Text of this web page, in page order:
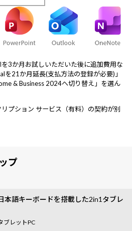
3か月お試しいただいた後に追加費用な
21か月延長(支払方法の登録が必要)」
& Business 2024へ切り替え」を選ん
プション サービス（有料）の契約が別
プ
本語キーボードを搭載した2in1タブレ
ブレットPC